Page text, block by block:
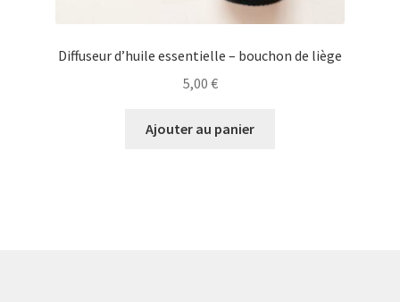
Diffuseur d’huile essentielle – bouchon de liège
5,00 €
Ajouter au panier